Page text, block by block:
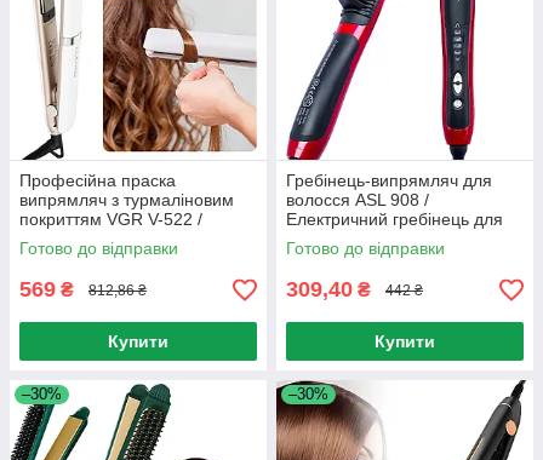
Професійна праска
випрямляч з турмаліновим
покриттям VGR V-522 /
Плойка для вирівнювання
волосся
Готово до відправки
569 ₴ 812,86 ₴
Купити
Гребінець-випрямляч для
волосся ASL 908 /
Електричний гребінець для
випрямлення волосся
Готово до відправки
309,40 ₴ 442 ₴
Купити
–30% –30%